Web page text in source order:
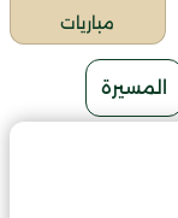
مباريات
المسيرة